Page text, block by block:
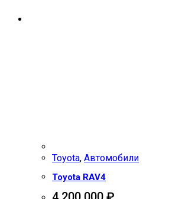
Toyota, Автомобили
Toyota RAV4